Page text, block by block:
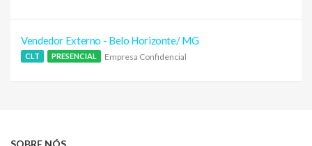
Vendedor Externo - Belo Horizonte/ MG
CLT PRESENCIAL Empresa Confidencial
SOBRE NÓS